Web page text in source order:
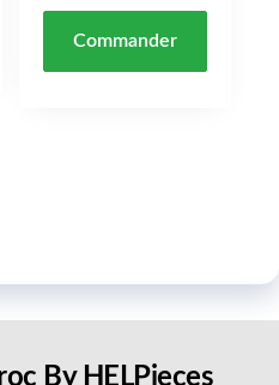
Commander
By HELPieces